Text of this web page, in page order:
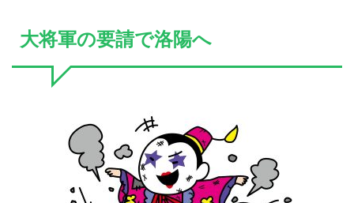
大将軍の要請で洛陽へ